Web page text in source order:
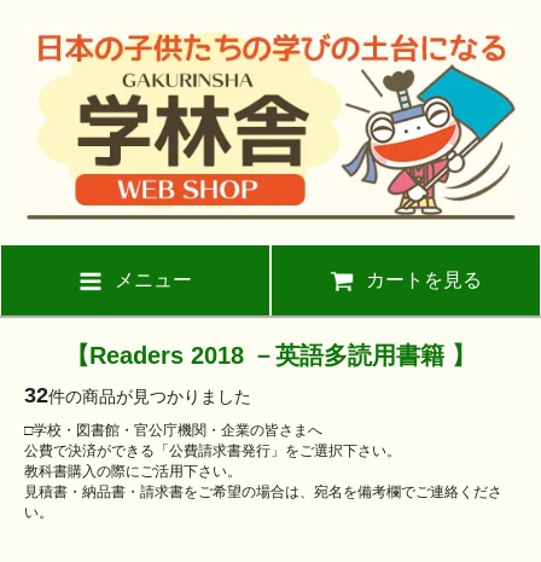
メニュー カートを見る
【Readers 2018 －英語多読用書籍 】
32件の商品が見つかりました
□学校・図書館・官公庁機関・企業の皆さまへ
公費で決済ができる「公費請求書発行」をご選択下さい。
教科書購入の際にご活用下さい。
見積書・納品書・請求書をご希望の場合は、宛名を備考欄でご連絡くださ
い。